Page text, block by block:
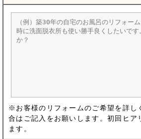
※お客様のリフォームのご希望を詳し
合はご記入をお願いします。初回ヒア
ます。